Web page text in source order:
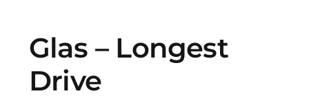
Glas – Longest
Drive